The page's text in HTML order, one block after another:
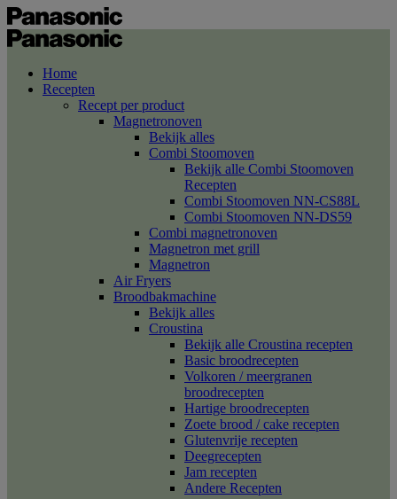
Home
Recepten
Recept per product
Magnetronoven
Bekijk alles
Combi Stoomoven
Bekijk alle Combi Stoomoven
Recepten
Combi Stoomoven NN-CS88L
Combi Stoomoven NN-DS59
Combi magnetronoven
Magnetron met grill
Magnetron
Air Fryers
Broodbakmachine
Bekijk alles
Croustina
Bekijk alle Croustina recepten
Basic broodrecepten
Volkoren / meergranen
broodrecepten
Hartige broodrecepten
Zoete brood / cake recepten
Glutenvrije recepten
Deegrecepten
Jam recepten
Andere Recepten